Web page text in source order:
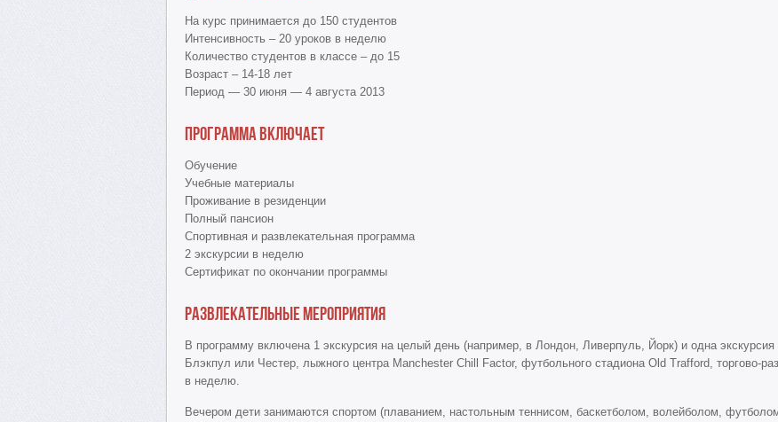
На курс принимается до 150 студентов
Интенсивность – 20 уроков в неделю
Количество студентов в классе – до 15
Возраст – 14-18 лет
Период — 30 июня — 4 августа 2013
Программа включает
Обучение
Учебные материалы
Проживание в резиденции
Полный пансион
Спортивная и развлекательная программа
2 экскурсии в неделю
Сертификат по окончании программы
Развлекательные мероприятия
В программу включена 1 экскурсия на целый день (например, в Лондон, Ливерпуль, Йорк) и одна
Блэкпул или Честер, лыжного центра Manchester Chill Factor, футбольного стадиона Old Trafford, торгово-
в неделю.
Вечером дети занимаются спортом (плаванием, настольным теннисом, баскетболом, волейболом,